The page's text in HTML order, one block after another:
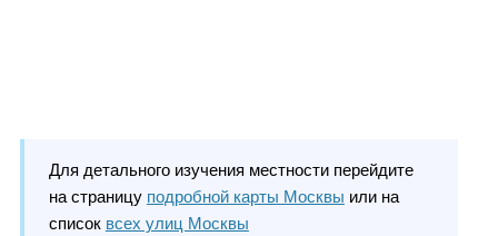
Для детального изучения местности перейдите
на страницу подробной карты Москвы или на
список всех улиц Москвы